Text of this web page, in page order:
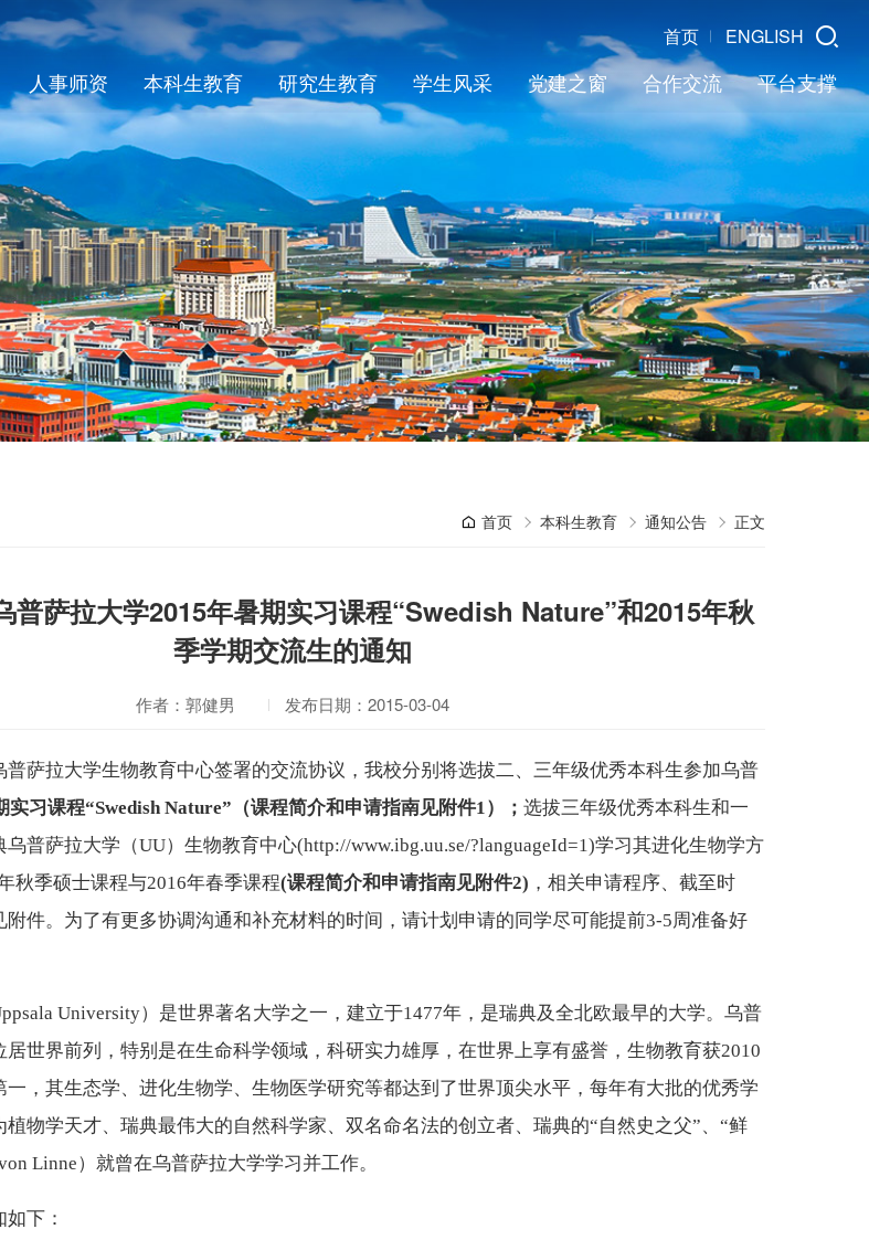
首页 ENGLISH
人事师资 本科生教育 研究生教育 学生风采 党建之窗 合作交流 平台支撑
首页 本科生教育 通知公告 正文
普萨拉大学2015年暑期实习课程“Swedish Nature”和2015年秋
季学期交流生的通知
作者：郭健男 发布日期：2015-03-04
普萨拉大学生物教育中心签署的交流协议，我校分别将选拔二、三年级优秀本科生参加乌普
实习课程“Swedish Nature”（课程简介和申请指南见附件1）；选拔三年级优秀本科生和一
普萨拉大学（UU）生物教育中心(http://www.ibg.uu.se/?languageId=1)学习其进化生物学方
秋季硕士课程与2016年春季课程(课程简介和申请指南见附件2) ，相关申请程序、截至时
附件。为了有更多协调沟通和补充材料的时间，请计划申请的同学尽可能提前3-5周准备好
University）是世界著名大学之一，建立于1477年，是瑞典及全北欧最早的大学。乌普
居世界前列，特别是在生命科学领域，科研实力雄厚，在世界上享有盛誉，生物教育获2010
，其生态学、进化生物学、生物医学研究等都达到了世界顶尖水平，每年有大批的优秀学
物学天才、瑞典最伟大的自然科学家、双名命名法的创立者、瑞典的“自然史之父”、“鲜
Linne）就曾在乌普萨拉大学学习并工作。
下：